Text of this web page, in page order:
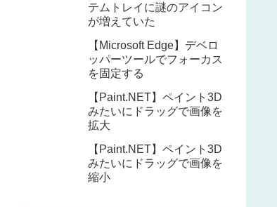
テムトレイに謎のアイコン
が増えていた
【Microsoft Edge】デベロ
ッパーツールでフォーカス
を固定する
【Paint.NET】ペイント3D
みたいにドラッグで画像を
拡大
【Paint.NET】ペイント3D
みたいにドラッグで画像を
縮小